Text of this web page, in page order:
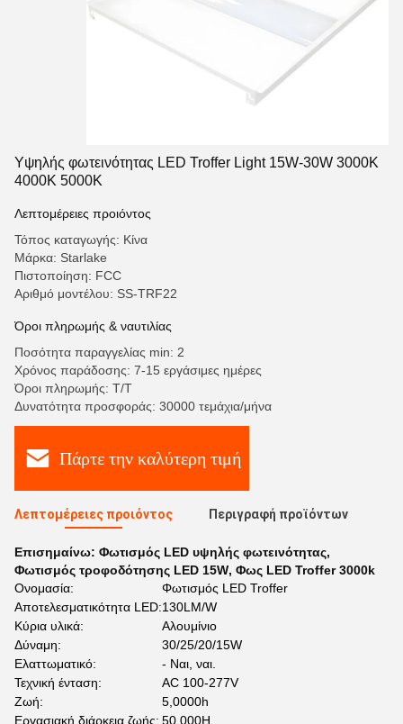
Υψηλής φωτεινότητας LED Troffer Light 15W-30W 3000K
4000K 5000K
Λεπτομέρειες προιόντος
Τόπος καταγωγής: Κίνα
Μάρκα: Starlake
Πιστοποίηση: FCC
Αριθμό μοντέλου: SS-TRF22
Όροι πληρωμής & ναυτιλίας
Ποσότητα παραγγελίας min: 2
Χρόνος παράδοσης: 7-15 εργάσιμες ημέρες
Όροι πληρωμής: Τ/Τ
Δυνατότητα προσφοράς: 30000 τεμάχια/μήνα
Πάρτε την καλύτερη τιμή
Λεπτομέρειες προιόντος Περιγραφή προϊόντων
Επισημαίνω: Φωτισμός LED υψηλής φωτεινότητας,
Φωτισμός τροφοδότησης LED 15W, Φως LED Troffer 3000k
Ονομασία:
Φωτισμός LED Troffer
Αποτελεσματικότητα LED:130LM/W
Κύρια υλικά:
Αλουμίνιο
Δύναμη:
30/25/20/15W
Ελαττωματικό:
- Ναι, ναι.
Τεχνική ένταση:
AC 100-277V
Ζωή:
5,0000h
Εργασιακή διάρκεια ζωής: 50,000H